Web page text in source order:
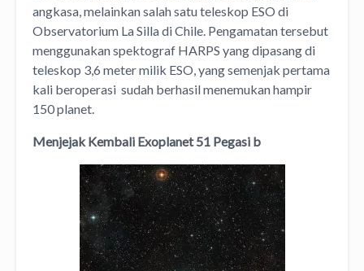
angkasa, melainkan salah satu teleskop ESO di
Observatorium La Silla di Chile. Pengamatan tersebut
menggunakan spektograf HARPS yang dipasang di
teleskop 3,6 meter milik ESO, yang semenjak pertama
kali beroperasi sudah berhasil menemukan hampir
150 planet.
Menjejak Kembali Exoplanet 51 Pegasi b